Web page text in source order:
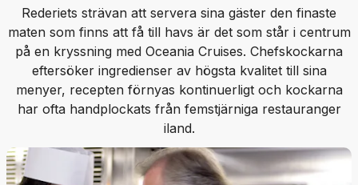
Rederiets strävan att servera sina gäster den finaste
maten som finns att få till havs är det som står i centrum
på en kryssning med Oceania Cruises. Chefskockarna
eftersöker ingredienser av högsta kvalitet till sina
menyer, recepten förnyas kontinuerligt och kockarna
har ofta handplockats från femstjärniga restauranger
iland.